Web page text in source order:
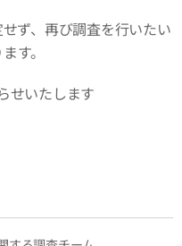
ず、再び調査を行いたい
す。
せいたします